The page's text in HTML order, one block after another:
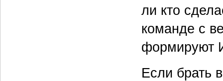
ли кто
команде с
формируют
Если брать